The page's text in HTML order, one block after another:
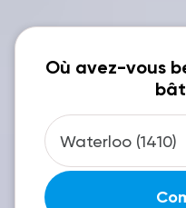
Où avez-vous